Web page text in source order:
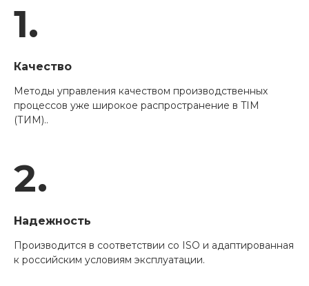
1.
Качество
Методы управления качеством производственных
процессов уже широкое распространение в TIM
(ТИМ)..
2.
Надежность
Производится в соответствии со ISO и адаптированная
к российским условиям эксплуатации.